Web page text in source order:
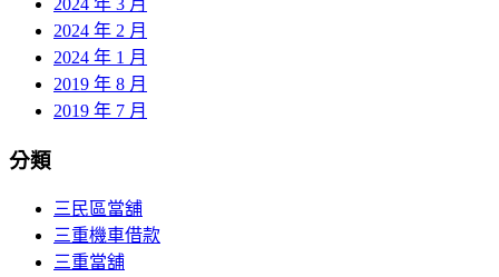
2024 年 3 月
2024 年 2 月
2024 年 1 月
2019 年 8 月
2019 年 7 月
分類
三民區當舖
三重機車借款
三重當舖